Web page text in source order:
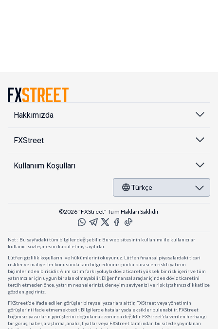
Hakkımızda
FXStreet
Kullanıım Koşulları
Türkçe
©2026 "FXStreet" Tüm Hakları Saklıdır
Not : Bu sayfadaki tüm bilgiler değişebilir. Bu web sitesinin kullanımı ile kullanıcılar
kullanıcı sözleşmesini kabul etmiş sayılırlar.
Lütfen gizlilik koşullarını ve hükümlerini okuyunuz. Lütfen finansal piyasalardaki ticari
riskler ve maliyetler konusunda tam bilgi edininiz çünkü burası en riskli yatırım
biçimlerinden birisidir. Alım satım farkı yoluyla döviz ticareti yüksek bir risk içerir ve tüm
yatırımcılar için uygun bir alan olmayabilir. Diğer finansal araçlar içinden döviz ticaretini
tercih etmeden önce, yatırım nesnelerinizi, deneyim seviyenizi ve risk iştahınızı dikkatlice
gözden geçiriniz.
FXStreet’de ifade edilen görüşler bireysel yazarlara aittir, FXStreet veya yönetimin
görüşlerini ifade etmemektedir. Bilgilerde hatalar yada eksikler bulunabilir. FXStreet
bağımsız yazarların görüşlerini doğrulamak zorunda değildir. FXStreet’da verilen herhangi
bir görüş, haber, araştırma, analiz, fiyatlar veya FXStreet tarafından bu sitede yayınlanan